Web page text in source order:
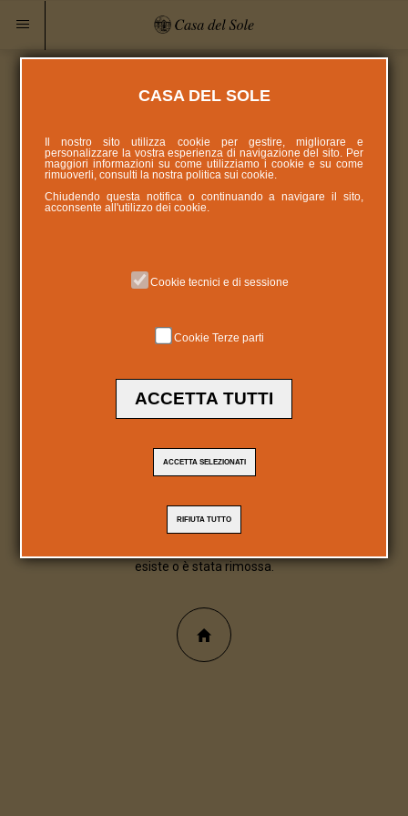
404
esiste o è stata rimossa.
CASA DEL SOLE
Il nostro sito utilizza cookie per gestire, migliorare e
personalizzare la vostra esperienza di navigazione del sito. Per
maggiori informazioni su come utilizziamo i cookie e su come
rimuoverli, consulti la nostra politica suicookie
Chiudendo questa notifica o continuando a navigare il sito,
acconsente all'utilizzo dei cookie.
Cookie tecnici e di sessione
Cookie Terze parti
ACCETTA TUTTI
ACCETTA SELEZIONATI
RIFIUTA TUTTO